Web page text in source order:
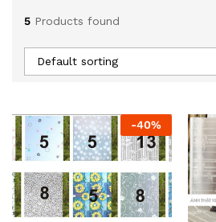
5 Products found
Default sorting
-40%